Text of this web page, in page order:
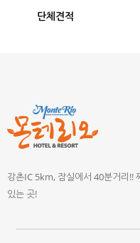
단체견적
강촌IC 5km, 잠실에서 40분거리!!
있는 곳!